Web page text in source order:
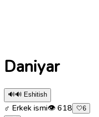
Daniyar
🔊🔊 Eshitish
♂ Erkek ismi👁618 🤍6